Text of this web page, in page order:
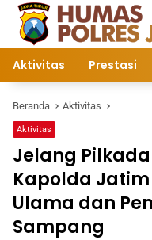
Langsung
konten
Aktivitas Prestasi
Beranda Aktivitas
Aktivitas
Jelang
Kapolda Jatim
Ulama dan
Sampang